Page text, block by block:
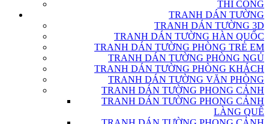
THI CÔNG
TRANH DÁN TƯỜNG
TRANH DÁN TƯỜNG 3D
TRANH DÁN TƯỜNG HÀN QUỐC
TRANH DÁN TƯỜNG PHÒNG TRẺ EM
TRANH DÁN TƯỜNG PHÒNG NGỦ
TRANH DÁN TƯỜNG PHÒNG KHÁCH
TRANH DÁN TƯỜNG VĂN PHÒNG
TRANH DÁN TƯỜNG PHONG CẢNH
TRANH DÁN TƯỜNG PHONG CẢNH
LÀNG QUÊ